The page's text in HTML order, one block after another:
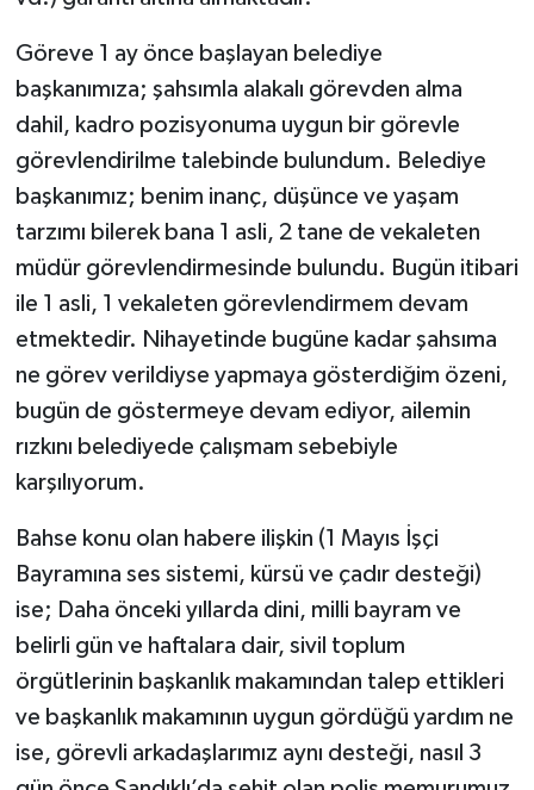
Göreve 1 ay önce başlayan belediye
başkanımıza; şahsımla alakalı görevden alma
dahil, kadro pozisyonuma uygun bir görevle
görevlendirilme talebinde bulundum. Belediye
başkanımız; benim inanç, düşünce ve yaşam
tarzımı bilerek bana 1 asli, 2 tane de vekaleten
müdür görevlendirmesinde bulundu. Bugün itibari
ile 1 asli, 1 vekaleten görevlendirmem devam
etmektedir. Nihayetinde bugüne kadar şahsıma
ne görev verildiyse yapmaya gösterdiğim özeni,
bugün de göstermeye devam ediyor, ailemin
rızkını belediyede çalışmam sebebiyle
karşılıyorum.
Bahse konu olan habere ilişkin (1 Mayıs İşçi
Bayramına ses sistemi, kürsü ve çadır desteği)
ise; Daha önceki yıllarda dini, milli bayram ve
belirli gün ve haftalara dair, sivil toplum
örgütlerinin başkanlık makamından talep ettikleri
ve başkanlık makamının uygun gördüğü yardım ne
ise, görevli arkadaşlarımız aynı desteği, nasıl 3